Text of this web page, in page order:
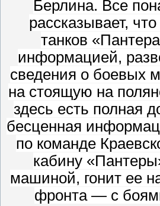
Берлина. Все
рассказывает,
танков
информацией,
сведения о боевых
на стоящую на
здесь есть полная
бесценная
по команде
кабину
машиной, гонит ее
фронта — с